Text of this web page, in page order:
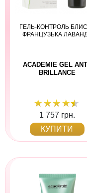
ГЕЛЬ-КОНТРОЛЬ
ФРАНЦУЗЬКА
ACADEMIE GEL
BRILLANCE
1 757 грн.
КУПИТИ